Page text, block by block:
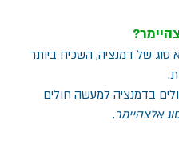
סוג של דמנציה, השכיח ביותר
מהחולים בדמנציה למעשה חולים
אלצהיימר.